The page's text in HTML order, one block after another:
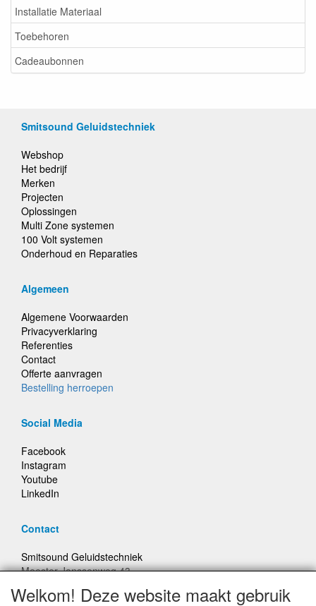
Installatie Materiaal
Toebehoren
Cadeaubonnen
Smitsound Geluidstechniek
Webshop
Het bedrijf
Merken
Projecten
Oplossingen
Multi Zone systemen
100 Volt systemen
Onderhoud en Reparaties
Algemeen
Algemene Voorwaarden
Privacyverklaring
Referenties
Contact
Offerte aanvragen
Bestelling herroepen
Social Media
Facebook
Instagram
Youtube
LinkedIn
Contact
Smitsound Geluidstechniek
Meester Janssenweg 43
E-mail: info@smitsound.nl
Welkom! Deze website maakt gebruik